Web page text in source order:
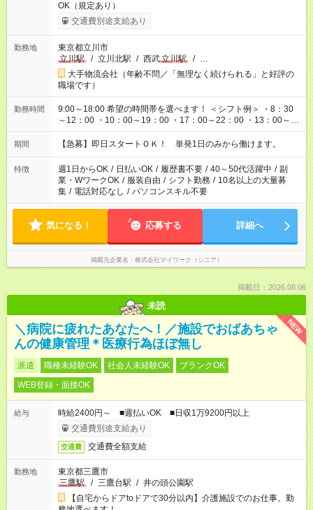
OK（規定あり）
交通費別途支給あり
勤務地
東京都立川市
立川駅
/ 立川北駅 / 西武立川駅 / …
大手物流会社（年齢不問／「無理なく続けられる」と好評の
職場です）
勤務時間
9:00～18:00 希望の時間帯を選べます！ ＜シフト例＞ ・8：30
～12：00 ・10：00～19：00 ・17：00～22：00 ・13：00～
22：00 ・22：00～翌6：00 など
期間 【急募】即日スタートＯＫ！ 単発1日のみから働けます。
特徴 週1日からOK / 日払いOK / 履歴書不要 / 40～50代活躍中 / 副
業・WワークOK / 服装自由 / シフト勤務 / 10名以上の大量募
集 / 電話対応なし / パソコンスキル不要
気になる！ 応募する 詳細へ
掲載元企業名 株式会社マイワーク（シニア）
掲載日：2026.08.06
未読
NEW
＼病院に疲れたあなたへ！／施設でおばあちゃ
んの健康管理＊医療行為ほぼ無し
派遣 職種未経験OK 社会人未経験OK
ブランクOK
WEB登録・面接OK
給与
時給2400円～ ■週払いOK ■日収1万9200円以上
交通費別途支給あり
交通費 交通費全額支給
勤務地
東京都三鷹市
三鷹駅
/ 三鷹台駅 / 井の頭公園駅
【自宅からドアtoドアで30分以内】介護施設でのお仕事。勤